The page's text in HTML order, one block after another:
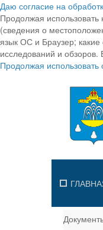
Даю согласие на
Продолжая
(сведения о
язык ОС и Браузер; какие
исследований и
Продолжая